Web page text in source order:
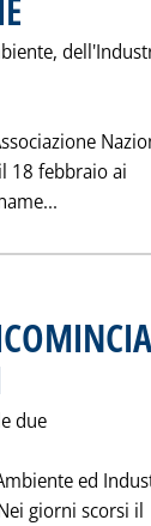
18 febbraio ai
Leggi
due
ed
giorni scorsi il